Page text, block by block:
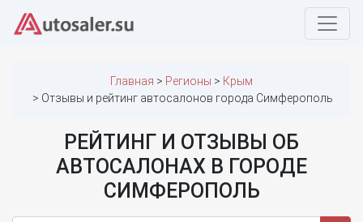
Главная Регионы
Крым
Отзывы и рейтинг автосалонов города Симферополь
РЕЙТИНГ И ОТЗЫВЫ ОБ
АВТОСАЛОНАХ В ГОРОДЕ
СИМФЕРОПОЛЬ